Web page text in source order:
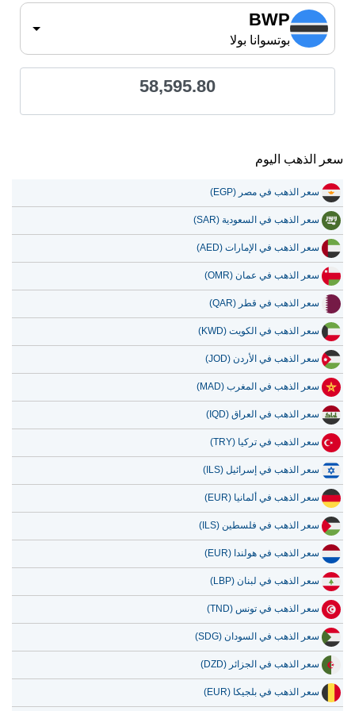
BWP
بوتسوانا بولا
58,595.80
سعر الذهب اليوم
سعر الذهب في مصر (EGP)
سعر الذهب في السعودية (SAR)
سعر الذهب في الإمارات (AED)
سعر الذهب في عمان (OMR)
سعر الذهب في قطر (QAR)
سعر الذهب في الكويت (KWD)
سعر الذهب في الأردن (JOD)
سعر الذهب في المغرب (MAD)
سعر الذهب في العراق (IQD)
سعر الذهب في تركيا (TRY)
سعر الذهب في إسرائيل (ILS)
سعر الذهب في ألمانيا (EUR)
سعر الذهب في فلسطين (ILS)
سعر الذهب في هولندا (EUR)
سعر الذهب في لبنان (LBP)
سعر الذهب في تونس (TND)
سعر الذهب في السودان (SDG)
سعر الذهب في الجزائر (DZD)
سعر الذهب في بلجيكا (EUR)